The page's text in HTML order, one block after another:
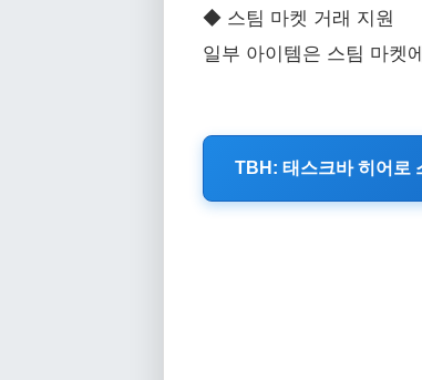
◆ 스팀 마켓 거래 지원
일부 아이템은 스팀 마켓
TBH: 태스크바 히어로